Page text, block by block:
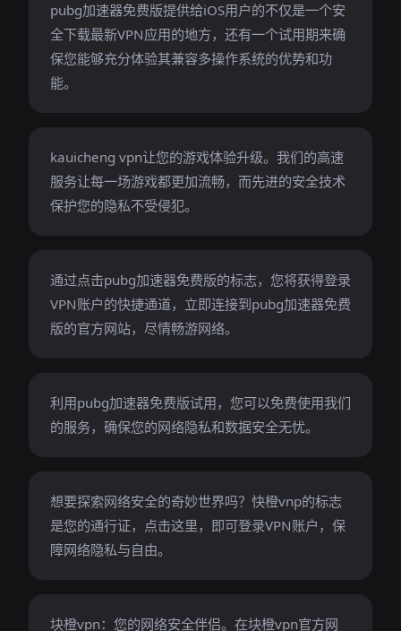
pubg加速器免费版提供给iOS用户的不仅是一个安
全下载最新VPN应用的地方，还有一个试用期来确
保您能够充分体验其兼容多操作系统的优势和功
能。
kauicheng vpn让您的游戏体验升级。我们的高速
服务让每一场游戏都更加流畅，而先进的安全技术
保护您的隐私不受侵犯。
通过点击pubg加速器免费版的标志，您将获得登录
VPN账户的快捷通道，立即连接到pubg加速器免费
版的官方网站，尽情畅游网络。
利用pubg加速器免费版试用，您可以免费使用我们
的服务，确保您的网络隐私和数据安全无忧。
想要探索网络安全的奇妙世界吗？快橙vnp的标志
是您的通行证，点击这里，即可登录VPN账户，保
障网络隐私与自由。
块橙vpn：您的网络安全伴侣。在块橙vpn官方网